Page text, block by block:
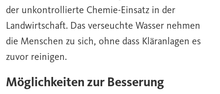
der unkontrollierte Chemie-Einsatz in der
Landwirtschaft. Das verseuchte Wasser nehmen
die Menschen zu sich, ohne dass Kläranlagen es
zuvor reinigen.
Möglichkeiten zur Besserung